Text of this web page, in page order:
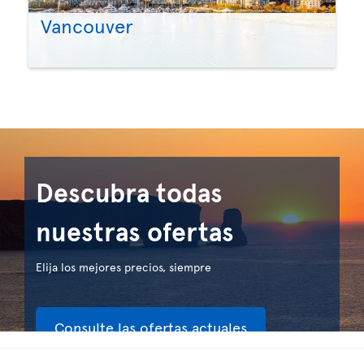
Vancouver
Descubra todas
nuestras ofertas
Elija los mejores precios, siempre
Consulte las ofertas actuales